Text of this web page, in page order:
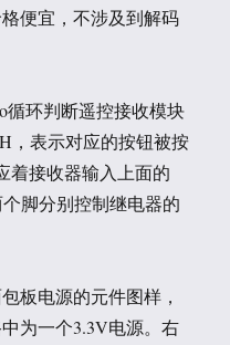
便宜，不涉及到解码
循环判断遥控接收模块
，表示对应的按钮被按
着接收器输入上面的
脚分别控制继电器的
板电源的元件图样，
为一个3.3V电源。右